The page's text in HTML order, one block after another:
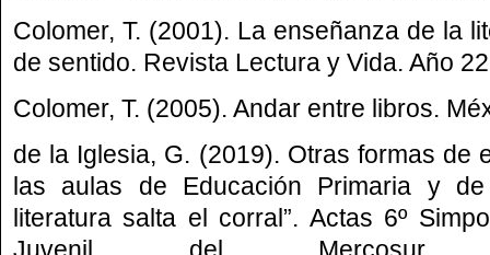
Colomer, T. (2001). La enseñanza de la
de sentido. Revista Lectura y Vida. Año
Colomer, T. (2005). Andar entre libros.
de la Iglesia, G. (2019). Otras formas de
las aulas de Educación Primaria y de
literatura salta el corral”. Actas 6º